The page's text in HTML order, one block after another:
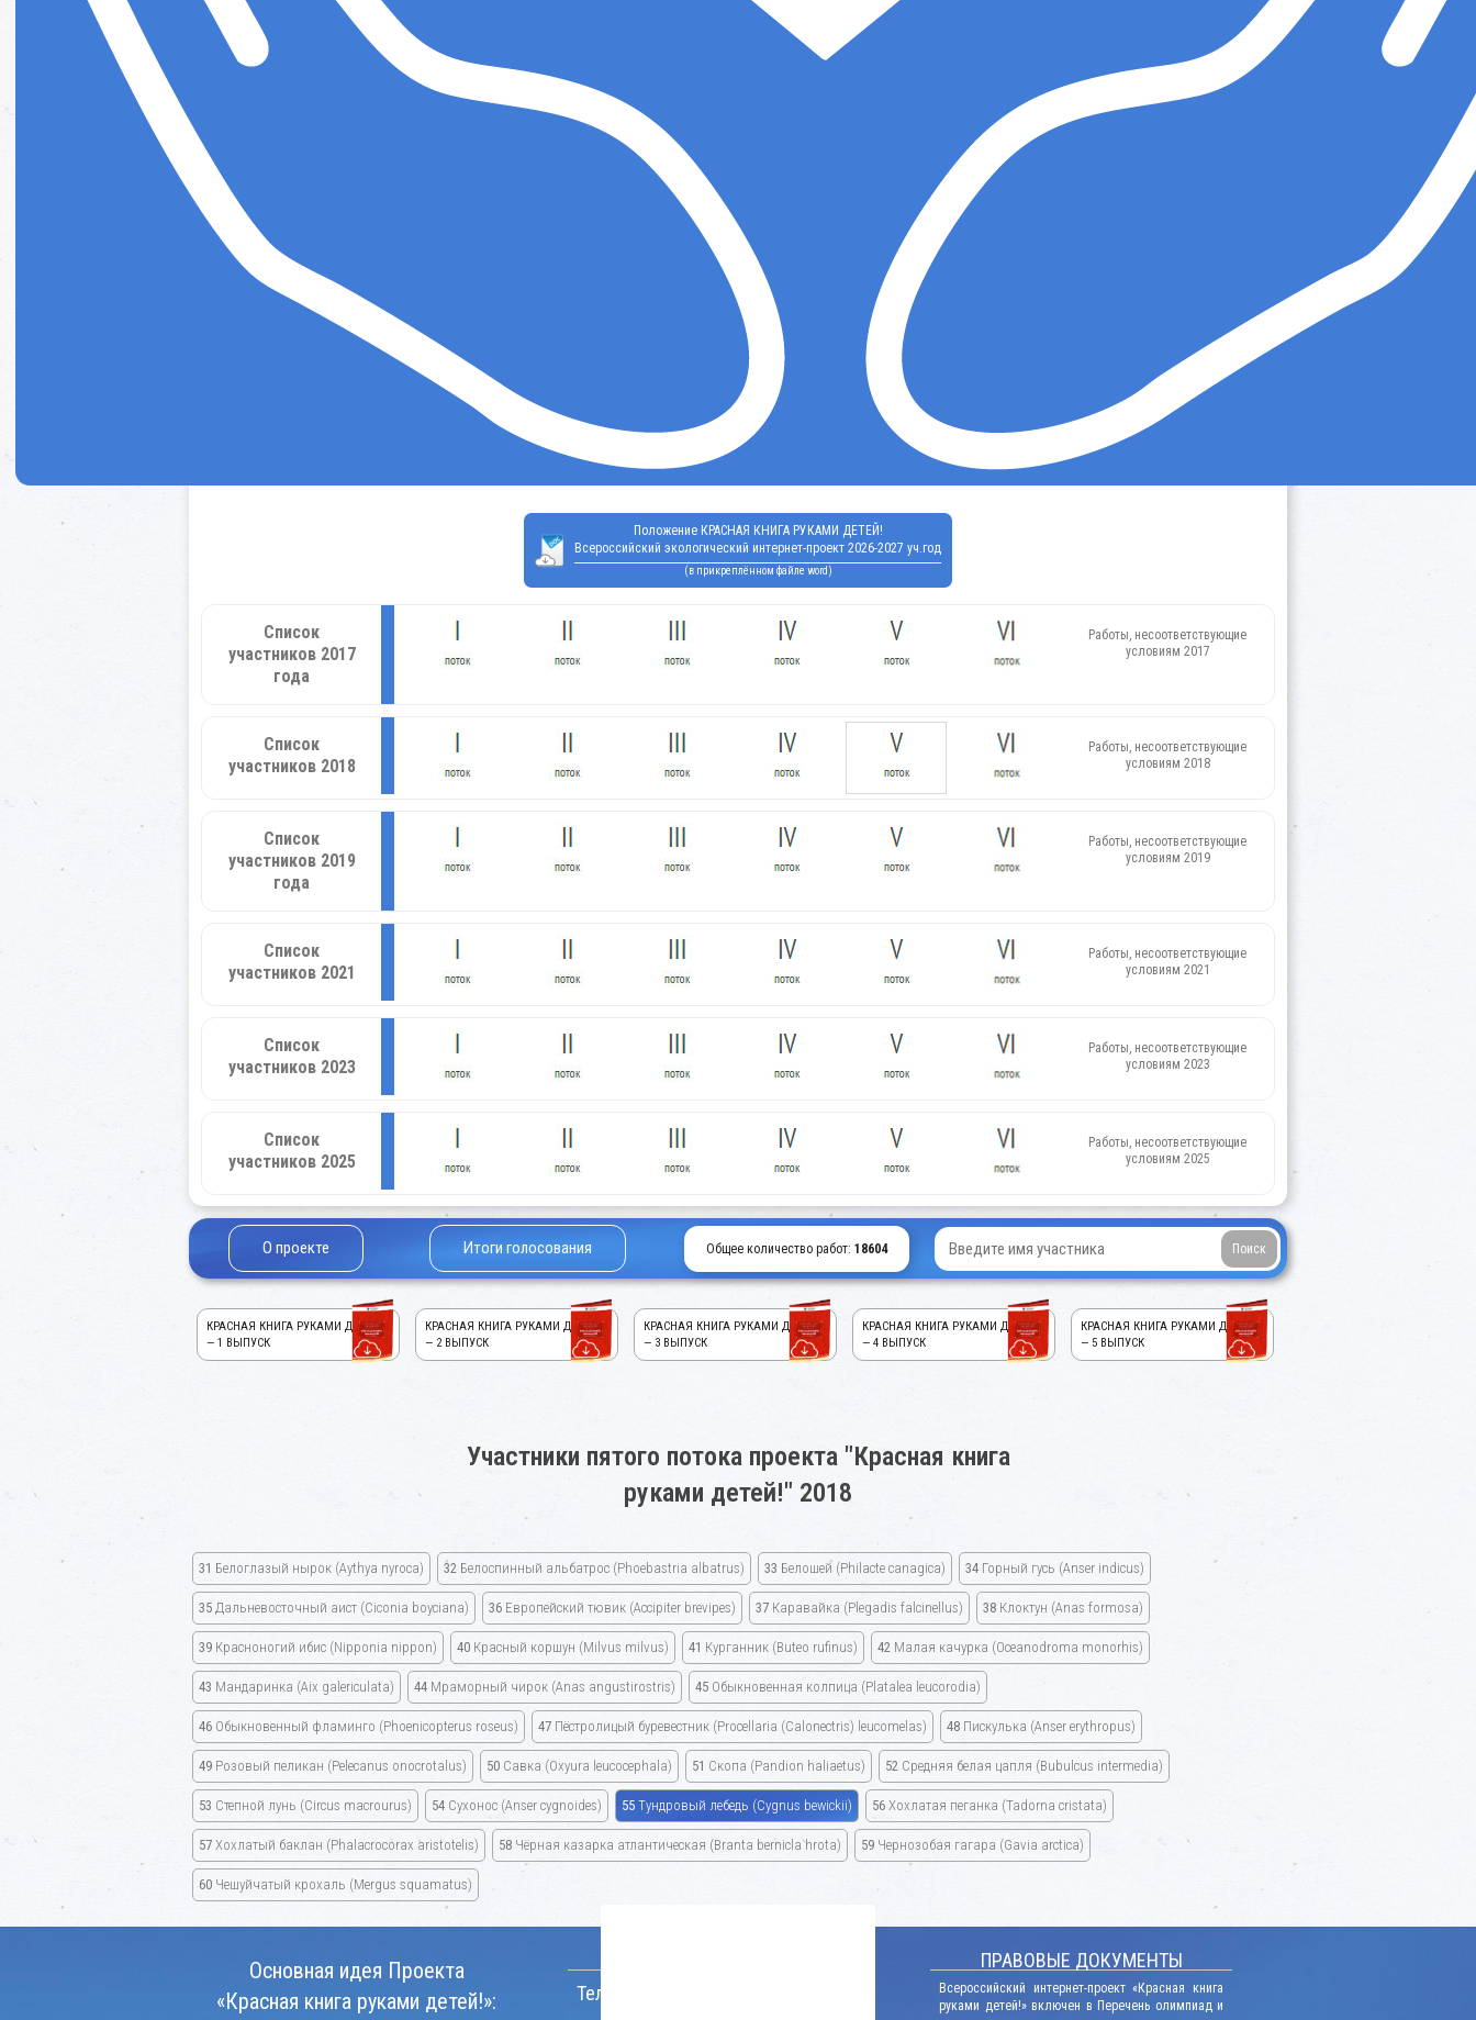
Положение КРАСНАЯ КНИГА РУКАМИ ДЕТЕЙ!
Всероссийский экологический интернет-проект 2026-2027 уч.год
(в прикреплённом файле word)
Список
участников 2017
года
Работы, несоответствующие
условиям 2017
Список
участников 2018
Работы, несоответствующие
условиям 2018
Список
участников 2019
года
Работы, несоответствующие
условиям 2019
Список
участников 2021
Работы, несоответствующие
условиям 2021
Список
участников 2023
Работы, несоответствующие
условиям 2023
Список
участников 2025
Работы, несоответствующие
условиям 2025
О проекте Итоги голосования Общее количество работ: 18604
КРАСНАЯ КНИГА РУКАМИ ДЕТЕЙ!
— 1 ВЫПУСК
КРАСНАЯ КНИГА РУКАМИ ДЕТЕЙ!
— 2 ВЫПУСК
КРАСНАЯ КНИГА РУКАМИ ДЕТЕЙ!
— 3 ВЫПУСК
КРАСНАЯ КНИГА РУКАМИ ДЕТЕЙ!
— 4 ВЫПУСК
КРАСНАЯ КНИГА РУКАМИ ДЕТЕЙ!
— 5 ВЫПУСК
Участники пятого потока проекта "Красная книга
руками детей!" 2018
31 Белоглазый нырок (Aythya nyroca) 32 Белоспинный альбатрос (Phoebastria albatrus) 33 Белошей (Philacte canagica) 34 Горный гусь (Anser indicus)
35 Дальневосточный аист (Ciconia boyciana) 36 Европейский тювик (Accipiter brevipes) 37 Каравайка (Plegadis falcinellus) 38 Клоктун (Anas formosa)
39 Красноногий ибис (Nipponia nippon) 40 Красный коршун (Milvus milvus) 41 Курганник (Buteo rufinus) 42 Малая качурка (Oceanodroma monorhis)
43 Мандаринка (Aix galericulata) 44 Мраморный чирок (Anas angustirostris) 45 Обыкновенная колпица (Platalea leucorodia)
46 Обыкновенный фламинго (Phoenicopterus roseus) 47 Пёстролицый буревестник (Procellaria (Calonectris) leucomelas) 48 Пискулька (Anser erythropus)
49 Розовый пеликан (Pelecanus onocrotalus) 50 Савка (Oxyura leucocephala) 51 Скопа (Pandion haliaetus) 52 Средняя белая цапля (Bubulcus intermedia)
53 Степной лунь (Circus macrourus) 54 Сухонос (Anser cygnoides) 55 Тундровый лебедь (Cygnus bewickii) 56 Хохлатая пеганка (Tadorna cristata)
57 Хохлатый баклан (Phalacrocorax aristotelis) 58 Чёрная казарка атлантическая (Branta bernicla hrota) 59 Чернозобая гагара (Gavia arctica)
60 Чешуйчатый крохаль (Mergus squamatus)
Основная идея Проекта
«Красная книга руками детей!»:
Телефон:
ПРАВОВЫЕ ДОКУМЕНТЫ
Всероссийский интернет-проект «Красная книга
руками детей!» включен в Перечень олимпиад и